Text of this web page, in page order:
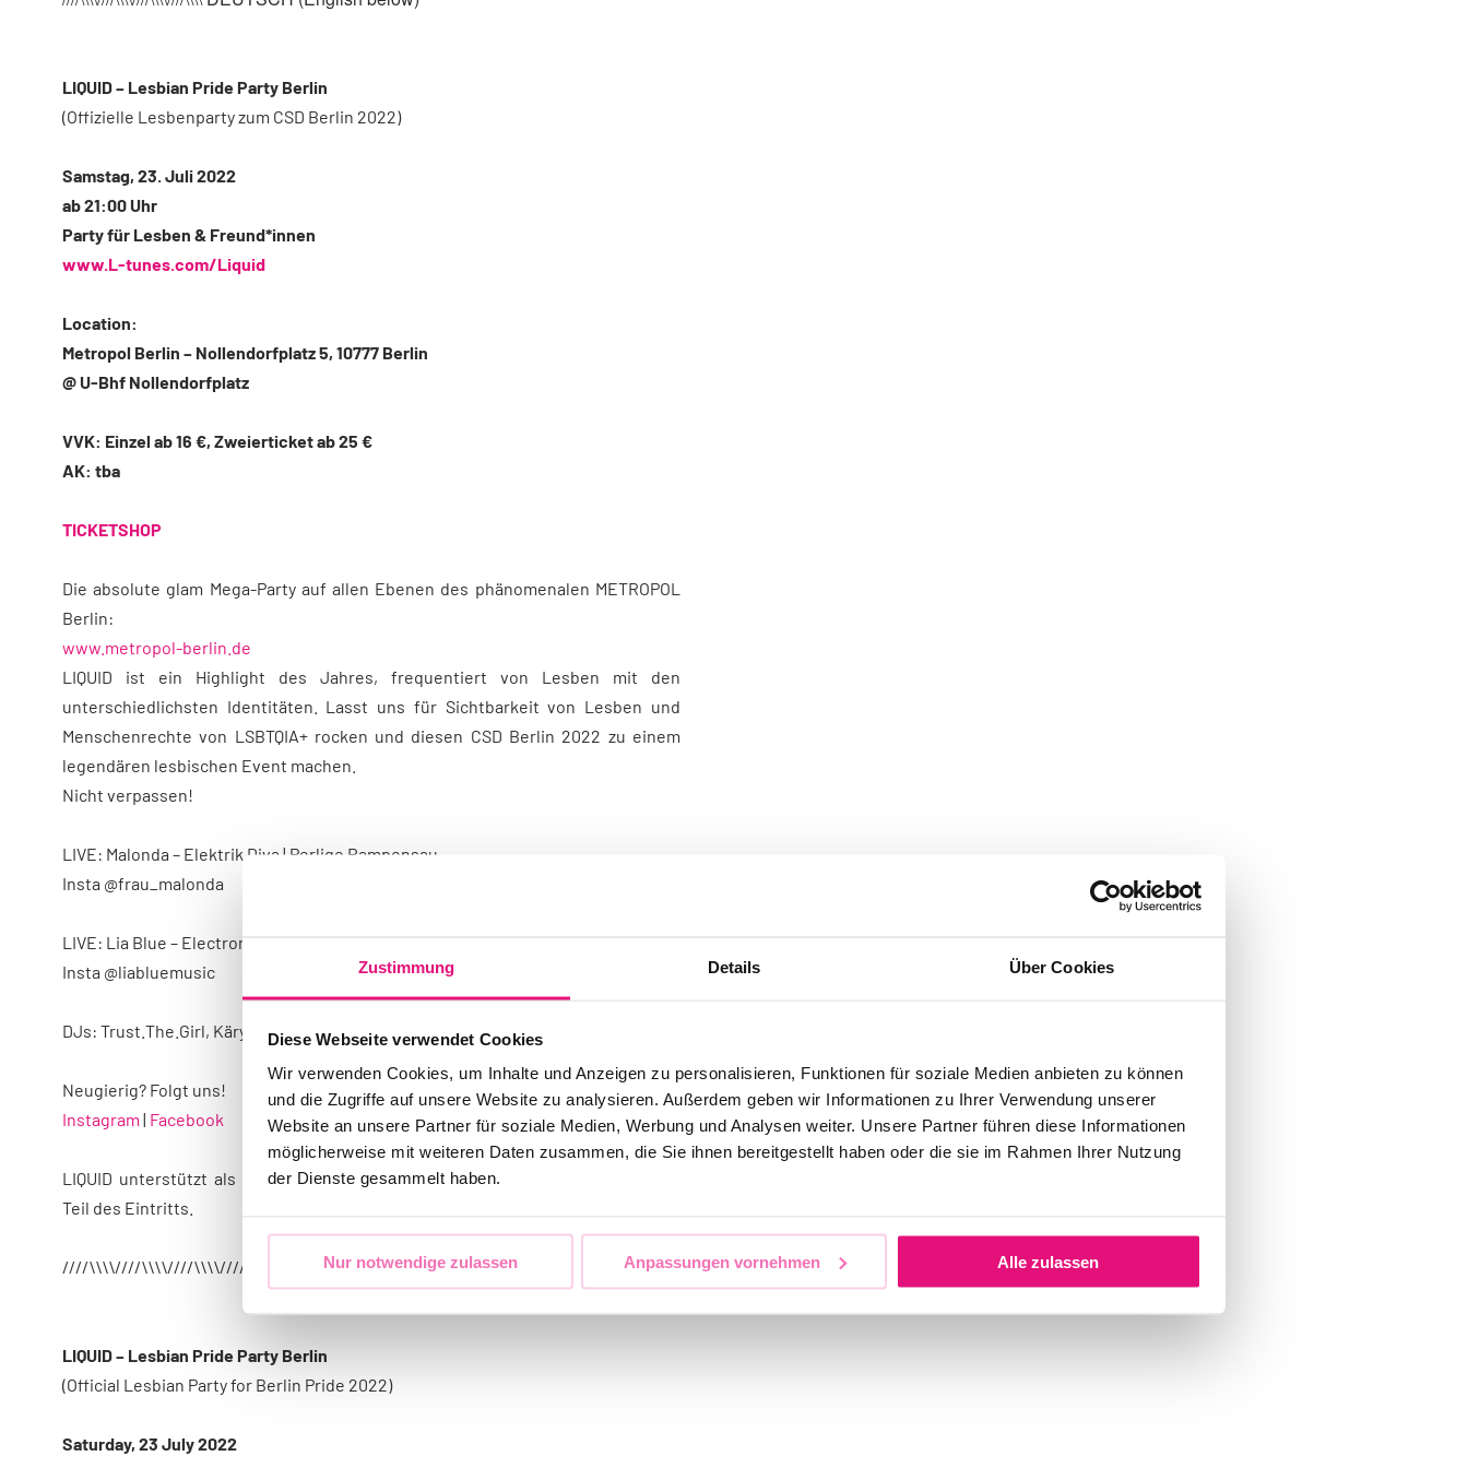
Zustimmung Details Über Cookies
Diese Webseite verwendet Cookies
Wir verwenden Cookies, um Inhalte und Anzeigen zu personalisieren, Funktionen für soziale Medien anbieten zu können
und die Zugriffe auf unsere Website zu analysieren. Außerdem geben wir Informationen zu Ihrer Verwendung unserer
Website an unsere Partner für soziale Medien, Werbung und Analysen weiter. Unsere Partner führen diese Informationen
möglicherweise mit weiteren Daten zusammen, die Sie ihnen bereitgestellt haben oder die sie im Rahmen Ihrer Nutzung
der Dienste gesammelt haben.
Nur notwendige zulassen Anpassungen vornehmen Alle zulassen
LIQUID – Lesbian Pride Party Berlin
(Offizielle Lesbenparty zum CSD Berlin 2022)
Samstag, 23. Juli 2022
ab 21:00 Uhr
Party für Lesben & Freund*innen
www.L-tunes.com/Liquid
Location:
Metropol Berlin – Nollendorfplatz 5, 10777 Berlin
@ U-Bhf Nollendorfplatz
VVK: Einzel ab 16 €, Zweierticket ab 25 €
AK: tba
TICKETSHOP
Die absolute glam Mega-Party auf allen Ebenen des phänomenalen METROPOL
Berlin:
www.metropol-berlin.de
LIQUID ist ein Highlight des Jahres, frequentiert von Lesben mit den
unterschiedlichsten Identitäten. Lasst uns für Sichtbarkeit von Lesben und
Menschenrechte von LSBTQIA+ rocken und diesen CSD Berlin 2022 zu einem
legendären lesbischen Event machen.
Nicht verpassen!
LIVE: Malonda – Elektrik Diva | Perlige Rampensau
Insta @frau_malonda
LIVE: Lia Blue – Electronic Indie Artist
Insta @liabluemusic
DJs: Trust.The.Girl, Käry, Kitty Smith, GinaG, Butch Barflys u.a. tba
Neugierig? Folgt uns!
Instagram | Facebook
LIQUID unterstützt als offizielle Partner-Party den Berliner CSD e.V. mit einem
Teil des Eintritts.
////\\\\////\\\\////\\\\////\\\\ ENGLISH
LIQUID – Lesbian Pride Party Berlin
(Official Lesbian Party for Berlin Pride 2022)
Saturday, 23 July 2022